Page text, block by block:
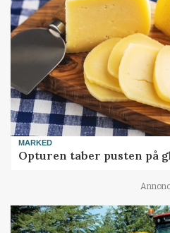
MARKED
Opturen taber pusten på